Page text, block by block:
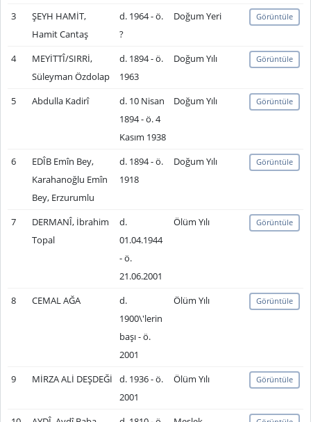
3
ŞEYH HAMİT,
Hamit Cantaş
d. 1964 - ö.
?
Doğum Yeri Görüntüle
4
MEYİTTÎ/SIRRİ,
Süleyman Özdolap
d. 1894 - ö.
1963
Doğum Yılı Görüntüle
5 Abdulla Kadirî
d. 10 Nisan
1894 - ö. 4
Kasım 1938
Doğum Yılı Görüntüle
6
EDÎB Emîn Bey,
Karahanoğlu Emîn
Bey, Erzurumlu
d. 1894 - ö.
1918
Doğum Yılı Görüntüle
7
DERMANÎ, İbrahim
Topal
d.
01.04.1944
- ö.
21.06.2001
Ölüm Yılı Görüntüle
8 CEMAL AĞA
d.
1900\'lerin
başı - ö.
2001
Ölüm Yılı Görüntüle
9 MİRZA ALİ DEŞDEĞİ
d. 1936 - ö.
2001
Ölüm Yılı Görüntüle